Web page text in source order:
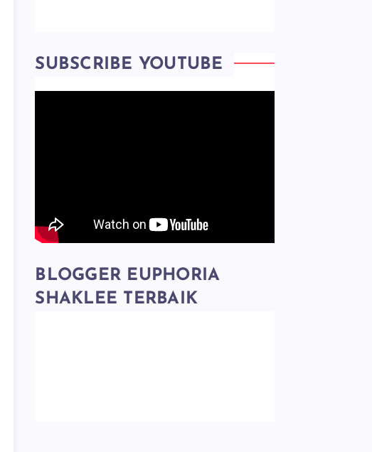
SUBSCRIBE YOUTUBE
BLOGGER EUPHORIA
SHAKLEE TERBAIK